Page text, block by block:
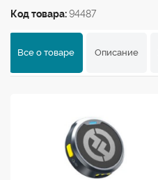
Код товара:94487
Все о товаре Описание